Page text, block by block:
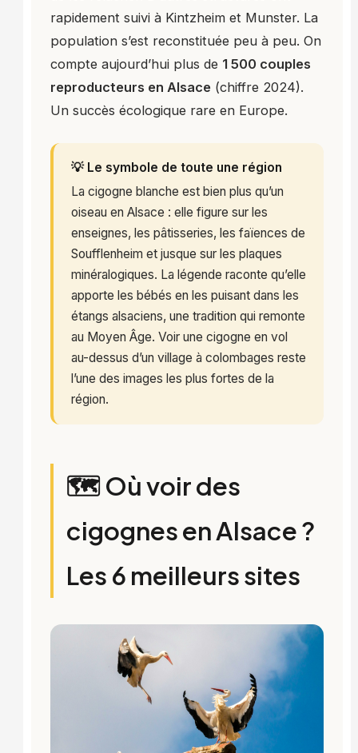
rapidement suivi à Kintzheim et Munster. La
population s’est reconstituée peu à peu. On
compte aujourd’hui plus de 1 500 couples
reproducteurs en Alsace (chiffre 2024).
Un succès écologique rare en Europe.
💡 Le symbole de toute une région
La cigogne blanche est bien plus qu’un
oiseau en Alsace : elle figure sur les
enseignes, les pâtisseries, les faïences de
Soufflenheim et jusque sur les plaques
minéralogiques. La légende raconte qu’elle
apporte les bébés en les puisant dans les
étangs alsaciens, une tradition qui remonte
au Moyen Âge. Voir une cigogne en vol
au-dessus d’un village à colombages reste
l’une des images les plus fortes de la
région.
🗺️ Où voir des
cigognes en Alsace ?
Les 6 meilleurs sites